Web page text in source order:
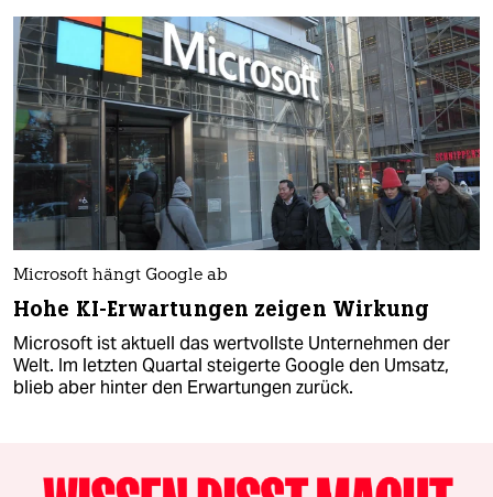
Microsoft hängt Google ab
Hohe KI-Erwartungen zeigen Wirkung
Microsoft ist aktuell das wertvollste Unternehmen der
Welt. Im letzten Quartal steigerte Google den Umsatz,
blieb aber hinter den Erwartungen zurück.